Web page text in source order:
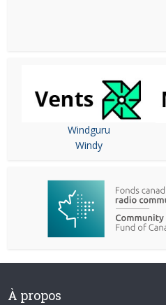
Windguru
Windy
À propos